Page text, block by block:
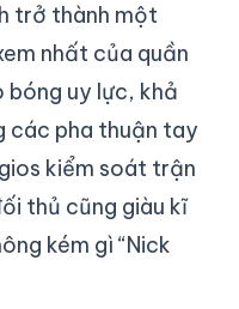
trở thành một
nhất của quần
bóng uy lực, khả
các pha thuận tay
kiểm soát trận
thủ cũng giàu kĩ
kém gì “Nick